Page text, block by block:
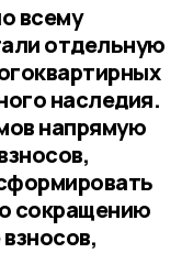
всему
отдельную
наследия.
напрямую
сокращению